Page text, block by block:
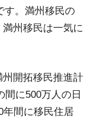
す。満州移民の
州移民は一気に
開拓移民推進計
間に500万人の日
年間に移民住居